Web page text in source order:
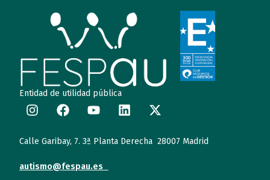
Entidad de utilidad pública
Calle Garibay, 7. 3ª Planta Derecha 28007 Madrid
autismo@fespau.es